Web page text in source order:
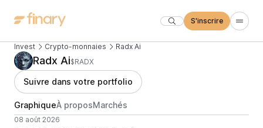
S'inscrire
Invest Crypto-monnaies Radx Ai
Radx Ai$RADX
Suivre dans votre portfolio
GraphiqueÀ proposMarchés
08 août 2026